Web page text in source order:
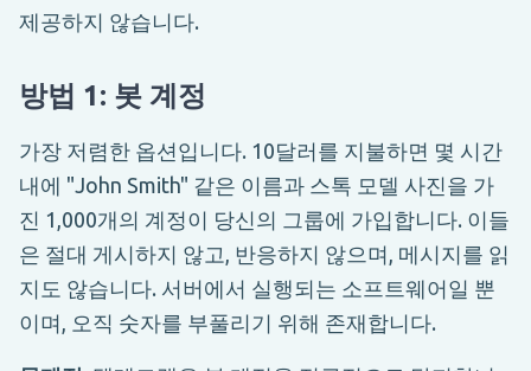
제공하지 않습니다.
방법 1: 봇 계정
가장 저렴한 옵션입니다. 10달러를 지불하면 몇 시간
내에 "John Smith" 같은 이름과 스톡 모델 사진을 가
진 1,000개의 계정이 당신의 그룹에 가입합니다. 이들
은 절대 게시하지 않고, 반응하지 않으며, 메시지를 읽
지도 않습니다. 서버에서 실행되는 소프트웨어일 뿐
이며, 오직 숫자를 부풀리기 위해 존재합니다.